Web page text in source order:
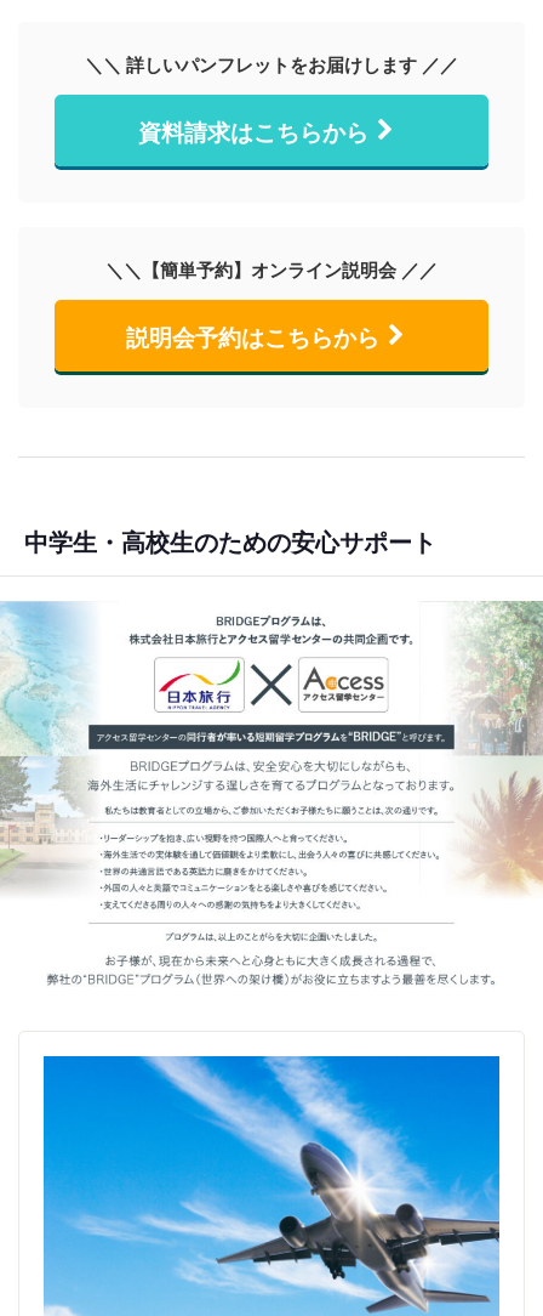
＼＼ 詳しいパンフレットをお届けします ／／
資料請求はこちらから
＼＼【簡単予約】オンライン説明会 ／／
説明会予約はこちらから
中学生・高校生のための安心サポート